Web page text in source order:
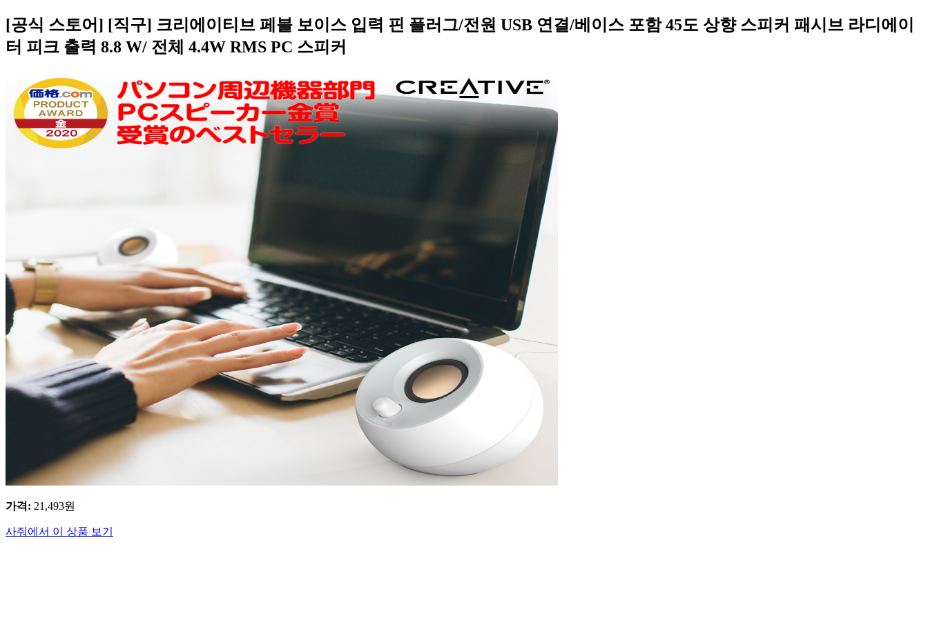
[공식 스토어] [직구] 크리에이티브 페블 보이스 입력 핀 플러그/전원 USB 연결/베이스 포함 45도 상향 스피커 패시브 라디에이
터 피크 출력 8.8 W/ 전체 4.4W RMS PC 스피커
가격: 21,493원
사줘에서 이 상품 보기